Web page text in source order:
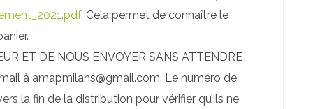
Cela permet de connaître le
ET DE NOUS ENVOYER SANS ATTENDRE
à amapmilans@gmail.com. Le numéro de
la fin de la distribution pour vérifier qu’ils ne